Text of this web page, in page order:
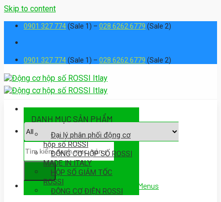
Skip to content
0901 327 774(Sale 1) – 028 6262 6779 (Sale 2)
0901 327 774(Sale 1) – 028 6262 6779 (Sale 2)
Assign a menu in Theme Options > Menus
DANH MỤC SẢN PHẨM
Đại lý phân phối động cơ
hộp số ROSSI
ĐỘNG CƠ HỘP SỐ ROSSI
MADE IN ITALY
HỘP SỐ GIẢM TỐC
ROSSI
ĐỘNG CƠ ĐIỆN ROSSI